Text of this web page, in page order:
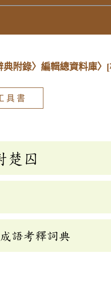
附錄〉編輯總資料庫〉
具 書
楚囚
語考釋詞典